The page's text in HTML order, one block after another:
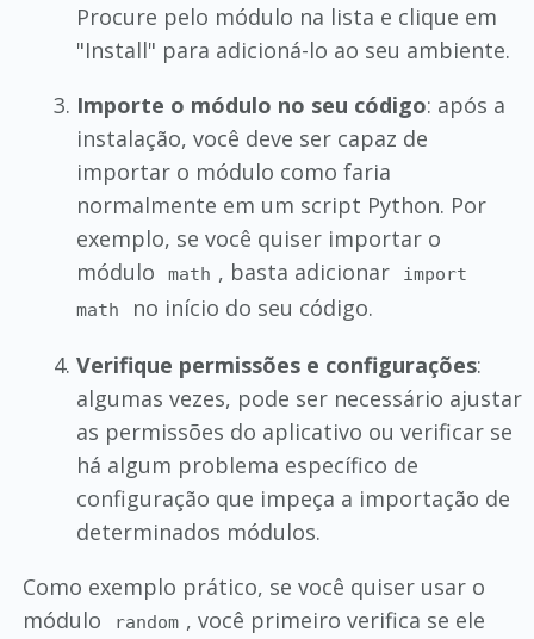
Procure pelo módulo na lista e clique em
"Install" para adicioná-lo ao seu ambiente.
Importe o módulo no seu código: após a
instalação, você deve ser capaz de
importar o módulo como faria
normalmente em um script Python. Por
exemplo, se você quiser importar o
módulo
math , basta adicionar
import
math
no início do seu código.
Verifique permissões e configurações:
algumas vezes, pode ser necessário ajustar
as permissões do aplicativo ou verificar se
há algum problema específico de
configuração que impeça a importação de
determinados módulos.
Como exemplo prático, se você quiser usar o
módulo
random , você primeiro verifica se ele